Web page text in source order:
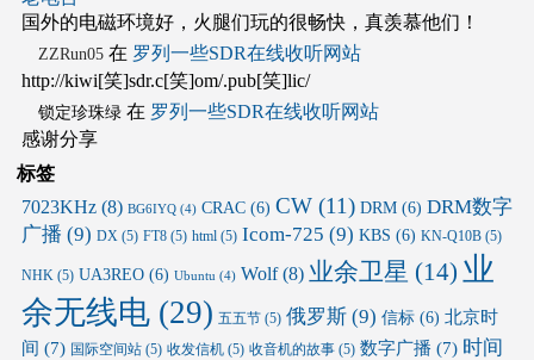
国外的电磁环境好，火腿们玩的很畅快，真羡慕他们！
ZZRun05在 罗列一些SDR在线收听网站
http://kiwi[笑]sdr.c[笑]om/.pub[笑]lic/
锁定珍珠绿在 罗列一些SDR在线收听网站
感谢分享
标签
7023KHz(8) BG6IYQ(4) CRAC(6) CW(11) DRM(6) DRM数字
广播 (9) DX(5) FT8(5) html(5) Icom-725 (9) KBS (6) KN-Q10B(5)
NHK(5) UA3REO(6) Ubuntu (4) Wolf(8) 业余卫星 (14) 业
余无线电(29) 五五节(5) 俄罗斯(9) 信标(6) 北京时
间 (7) 国际空间站(5) 收发信机(5) 收音机的故事(5) 数字广播 (7) 时间